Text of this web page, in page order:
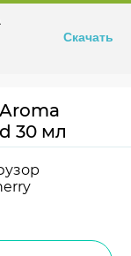
30 мл
Скачать